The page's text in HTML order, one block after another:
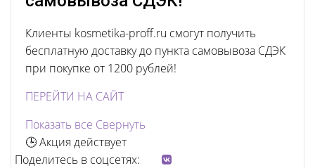
Клиенты kosmetika-proff.ru смогут получить
бесплатную доставку до пункта самовывоза СДЭК
при покупке от 1200 рублей!
ПЕРЕЙТИ НА САЙТ
Показать все Свернуть
🕒 Акция действует
Поделитесь в соцсетях: